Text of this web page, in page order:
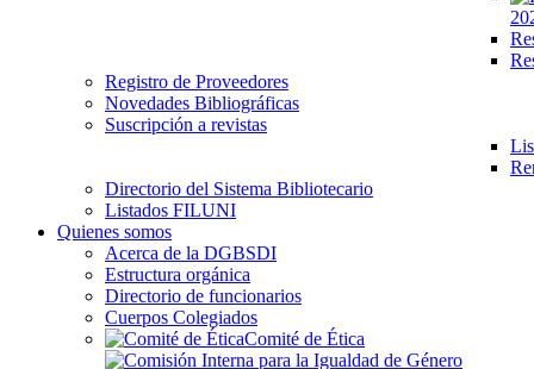
Registro de Proveedores
Novedades Bibliográficas
Suscripción a revistas
Directorio del Sistema Bibliotecario
Listados FILUNI
Quienes somos
Acerca de la DGBSDI
Estructura orgánica
Directorio de funcionarios
Cuerpos Colegiados
Comité de Ética